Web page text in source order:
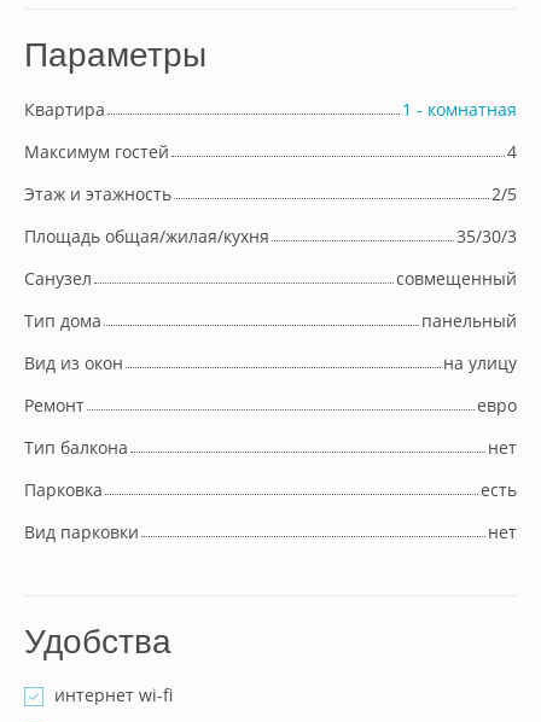
Параметры
Квартира
1 - комнатная
Максимум гостей
4
Этаж и этажность
2/5
Площадь общая/жилая/кухня
35/30/3
Cанузел
совмещенный
Тип дома
панельный
Вид из окон
на улицу
Ремонт
евро
Тип балкона
нет
Парковка
есть
Вид парковки
нет
Удобства
интернет wi-fi